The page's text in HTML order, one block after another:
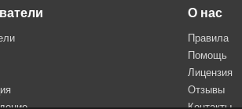
О нас
Правила
Помощь
Лицензия
Отзывы